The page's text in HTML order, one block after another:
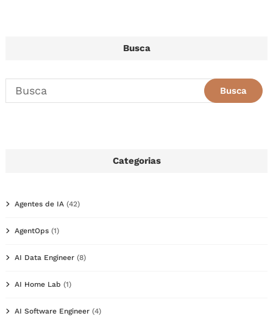
Busca
Categorias
Agentes de IA (42)
AgentOps (1)
AI Data Engineer (8)
AI Home Lab (1)
AI Software Engineer (4)